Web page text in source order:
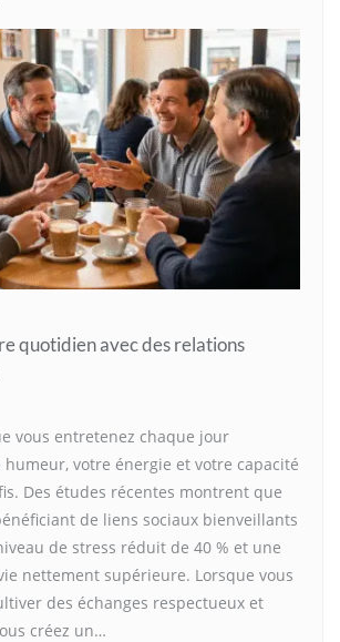
quotidien avec des relations
vous entretenez chaque jour
votre énergie et votre capacité
Des études récentes montrent que
de liens sociaux bienveillants
de stress réduit de 40 % et une
nettement supérieure. Lorsque vous
des échanges respectueux et
créez un…